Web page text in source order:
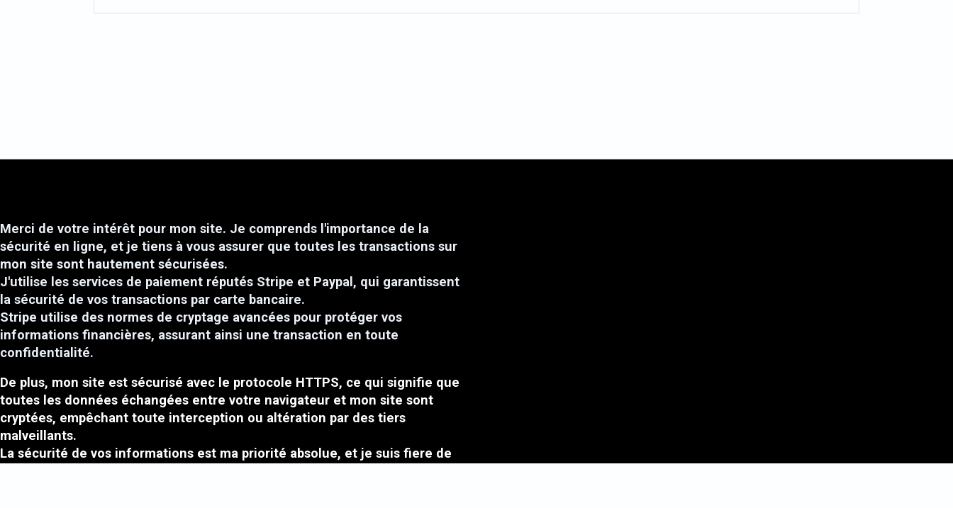
Merci de votre intérêt pour mon site. Je comprends l'importance de la
sécurité en ligne, et je tiens à vous assurer que toutes les transactions sur
mon site sont hautement sécurisées.
J'utilise les services de paiement réputés Stripe et Paypal, qui garantissent
la sécurité de vos transactions par carte bancaire.
Stripe utilise des normes de cryptage avancées pour protéger vos
informations financières, assurant ainsi une transaction en toute
confidentialité.
De plus, mon site est sécurisé avec le protocole HTTPS, ce qui signifie que
toutes les données échangées entre votre navigateur et mon site sont
cryptées, empêchant toute interception ou altération par des tiers
malveillants.
La sécurité de vos informations est ma priorité absolue, et je suis fiere de